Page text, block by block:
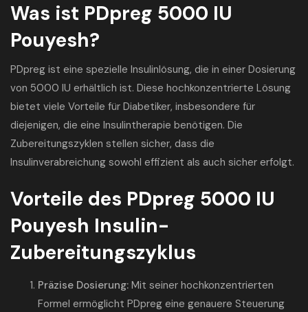
Was ist PDpreg 5000 IU
Pouyesh?
PDpreg ist eine spezielle Insulinlösung, die in einer Dosierung
von 5000 IU erhältlich ist. Diese hochkonzentrierte Lösung
bietet viele Vorteile für Diabetiker, insbesondere für
diejenigen, die eine Insulintherapie benötigen. Die
Zubereitungszyklen stellen sicher, dass die
Insulinverabreichung sowohl effizient als auch sicher erfolgt.
Vorteile des PDpreg 5000 IU
Pouyesh Insulin-
Zubereitungszyklus
Präzise Dosierung: Mit seiner hochkonzentrierten
Formel ermöglicht PDpreg eine genauere Steuerung